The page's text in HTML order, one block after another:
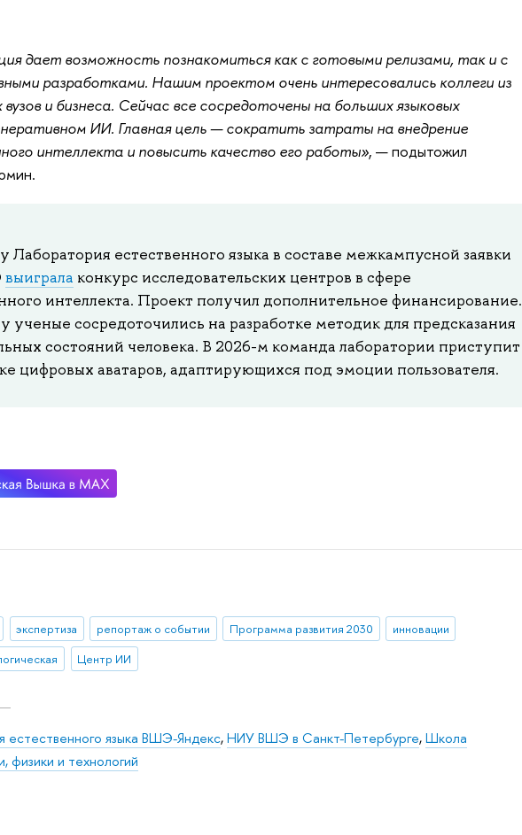
дает возможность познакомиться как с готовыми релизами, так и с
разработками. Нашим проектом очень интересовались коллеги из
вузов и бизнеса. Сейчас все сосредоточены на больших языковых
ИИ. Главная цель — сократить затраты на внедрение
интеллекта и повысить качество его работы», — подытожил
Лаборатория естественного языка в составе межкампусной заявки
выиграла конкурс исследовательских центров в сфере
интеллекта. Проект получил дополнительное финансирование.
ученые сосредоточились на разработке методик для предсказания
состояний человека. В 2026-м команда лаборатории приступит
цифровых аватаров, адаптирующихся под эмоции пользователя.
экспертиза репортаж о событии Программа развития 2030
инновации
Центр ИИ
естественного языка ВШЭ-Яндекс,НИУ ВШЭ в Санкт-Петербурге,Школа
физики и технологий